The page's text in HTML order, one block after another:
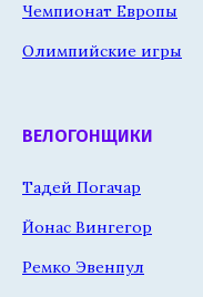
Чемпионат Европы
Олимпийские игры
ВЕЛОГОНЩИКИ
Тадей Погачар
Йонас Вингегор
Ремко Эвенпул